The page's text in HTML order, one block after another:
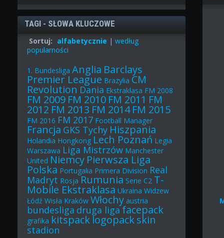
TAGI - SŁOWA KLUCZOWE
Sortuj: alfabetycznie |według
popularności
1. Bundesliga Anglia Barclays
Premier League Brazylia CM
Revolution Dania Ekstraklasa FM 2008
FM 2009 FM 2010 FM 2011 FM
2012 FM 2013 FM 2014 FM 2015
FM 2016 FM 2017 Football Manager
Francja GKS Tychy Hiszpania
Holandia Hongkong Lech Poznań Legia
Warszawa Liga Mistrzów Manchester
United Niemcy Pierwsza Liga
Polska Portugalia Primera Division Real
Madryt Rosja Rumunia Serie C2 T-
Mobile Ekstraklasa Ukraina Widzew
Łódź Wisła Kraków Włochy austria
bundesliga druga ligafacepack
grafika kitspacklogopackskin
stadion